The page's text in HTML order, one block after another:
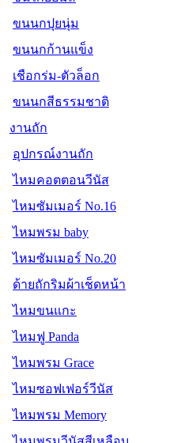
ขนนกปุยนุ่ม
ขนนกก้านแข็ง
เชือกร่ม-ตัวล็อก
ขนนกสีธรรมชาติ
งานถัก
อุปกรณ์งานถัก
ไหมคอตตอนวีนัส
ไหมซัมเมอร์ No.16
ไหมพรม baby
ไหมซัมเมอร์ No.20
ด้ายถักริมผ้าเช็ดหน้า
ไหมขนแกะ
ไหมฟู Panda
ไหมพรม Grace
ไหมซอฟเฟอร์วีนัส
ไหมพรม Memory